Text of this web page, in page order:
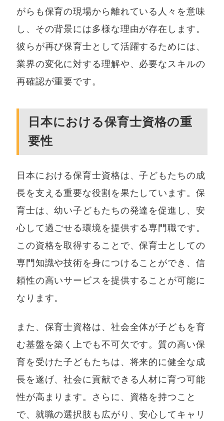
がらも保育の現場から離れている人々を意味
し、その背景には多様な理由が存在します。
彼らが再び保育士として活躍するためには、
業界の変化に対する理解や、必要なスキルの
再確認が重要です。
日本における保育士資格の重
要性
日本における保育士資格は、子どもたちの成
長を支える重要な役割を果たしています。保
育士は、幼い子どもたちの発達を促進し、安
心して過ごせる環境を提供する専門職です。
この資格を取得することで、保育士としての
専門知識や技術を身につけることができ、信
頼性の高いサービスを提供することが可能に
なります。
また、保育士資格は、社会全体が子どもを育
む基盤を築く上でも不可欠です。質の高い保
育を受けた子どもたちは、将来的に健全な成
長を遂げ、社会に貢献できる人材に育つ可能
性が高まります。さらに、資格を持つこと
で、就職の選択肢も広がり、安心してキャリ